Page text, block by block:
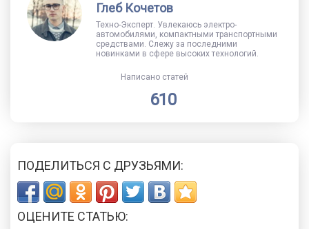
Глеб Кочетов
Техно-Эксперт. Увлекаюсь электро-
автомобилями, компактными транспортными
средствами. Слежу за последними
новинками в сфере высоких технологий.
Написано статей
610
ПОДЕЛИТЬСЯ С ДРУЗЬЯМИ:
ОЦЕНИТЕ СТАТЬЮ: